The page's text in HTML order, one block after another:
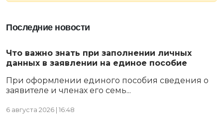
Последние новости
Что важно знать при заполнении личных
данных в заявлении на единое пособие
При оформлении единого пособия сведения о
заявителе и членах его семь...
6 августа 2026 | 16:48